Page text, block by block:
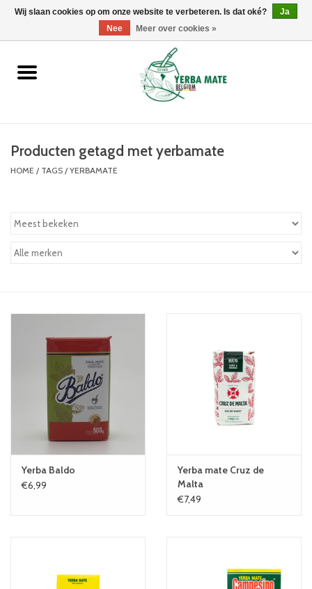
0 Artikelen - €0,00
Home
Producten
Merken
Producten getagd met yerbamate
HOME / TAGS / YERBAMATE
Yerba Baldo
€6,99
Yerba mate Cruz de
Malta
€7,49
Wij slaan cookies op om onze website te verbeteren. Is dat oké?
Ja
Nee
Meer over cookies »